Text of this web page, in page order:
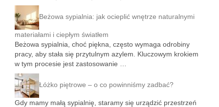
Beżowa sypialnia: jak ocieplić wnętrze naturalnymi
materiałami i ciepłym światłem
Beżowa sypialnia, choć piękna, często wymaga odrobiny
pracy, aby stała się przytulnym azylem. Kluczowym krokiem
w tym procesie jest zastosowanie …
Łóżko piętrowe – o co powinniśmy zadbać?
Gdy mamy małą sypialnię, staramy się urządzić przestrzeń